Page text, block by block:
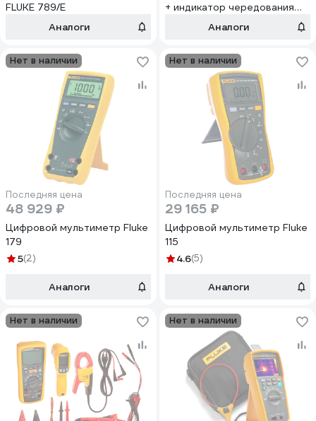
FLUKE 789/E
Аналоги
+ индикатор чередования
фаз 1587/MDT FC
Аналоги
Нет в наличии
Последняя цена
48 929 ₽
Цифровой мультиметр Fluke
179
5(2)
Аналоги
Нет в наличии
Последняя цена
29 165 ₽
Цифровой мультиметр Fluke
115
4.6(5)
Аналоги
Нет в наличии Нет в наличии